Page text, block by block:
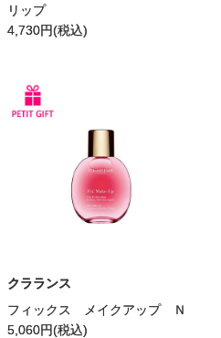
リップ
4,730円(税込)
クラランス
フィックス メイクアップ Ｎ
5,060円(税込)